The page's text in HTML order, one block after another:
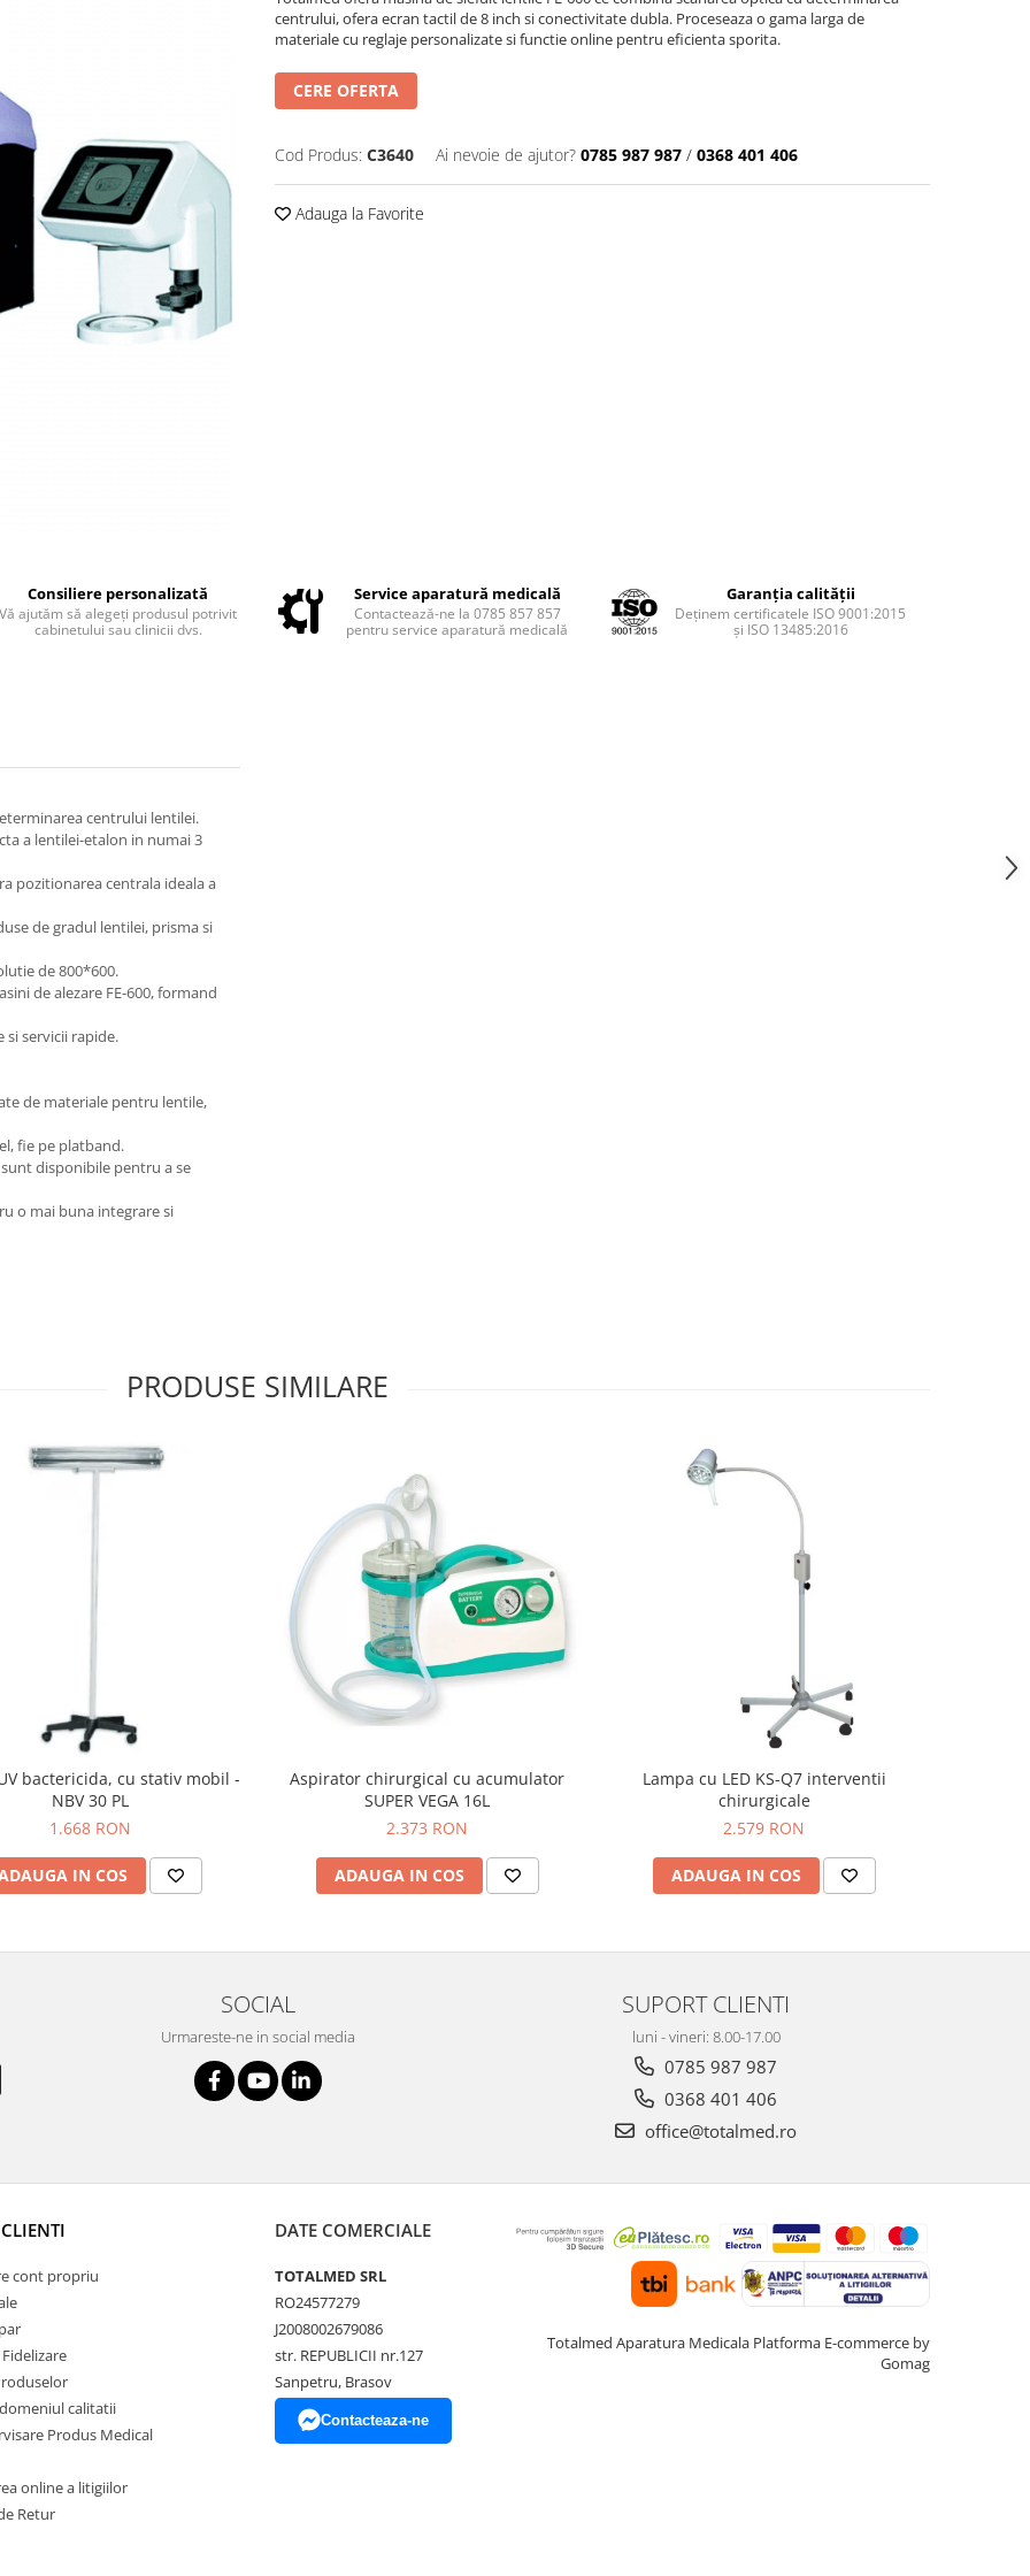
centrului, ofera ecran tactil de 8 inch si conectivitate dubla. Proceseaza o gama larga de
materiale cu reglaje personalizate si functie online pentru eficienta sporita.
CERE OFERTA
Cod Produs: C3640 Ai nevoie de ajutor? 0785 987 987 / 0368 401 406
Adauga la Favorite
Consiliere personalizată
Vă ajutăm să alegeți produsul potrivit
cabinetului sau clinicii dvs.
Service aparatură medicală
Contactează-ne la 0785 857 857
pentru service aparatură medicală
Garanția calității
Deținem certificatele ISO 9001:2015
și ISO 13485:2016
centrului lentilei.
a lentilei-etalon in numai 3
pozitionarea centrala ideala a
de gradul lentilei, prisma si
de 800*600.
de alezare FE-600, formand
si servicii rapide.
de materiale pentru lentile,
fie pe platband.
disponibile pentru a se
o mai buna integrare si
PRODUSE SIMILARE
bactericida, cu stativ mobil -
NBV 30 PL
1.668 RON
IN COS
Aspirator chirurgical cu acumulator
SUPER VEGA 16L
2.373 RON
ADAUGA IN COS
Lampa cu LED KS-Q7 interventii
chirurgicale
2.579 RON
ADAUGA IN COS
SOCIAL
Urmareste-ne in social media
SUPORT CLIENTI
luni - vineri: 8.00-17.00
0785 987 987
0368 401 406
office@totalmed.ro
cont propriu
calitatii
Produs Medical
online a litigiilor
Retur
DATE COMERCIALE
TOTALMED SRL
RO24577279
J2008002679086
str. REPUBLICII nr.127
Sanpetru, Brasov
Contacteaza-ne
Totalmed Aparatura Medicala Platforma E-commerce by
Gomag